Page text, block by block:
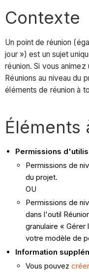
Contexte
Un point de réunion
jour ») est un sujet
réunion. Si vous
Réunions au niveau du
éléments de réunion à
Éléments
Permissions
Permissions de
du projet.
OU
Permissions de
dans l'outil
granulaire «
votre modèle de
Information
Vous pouvez